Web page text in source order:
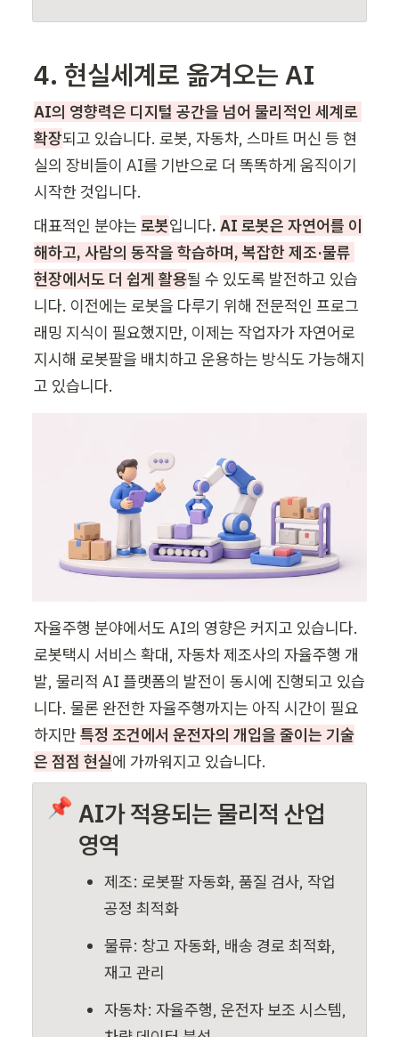
4. 현실세계로 옮겨오는 AI
AI의 영향력은 디지털 공간을 넘어 물리적인 세계로
확장되고 있습니다. 로봇, 자동차, 스마트 머신 등 현
실의 장비들이 AI를 기반으로 더 똑똑하게 움직이기
시작한 것입니다.
대표적인 분야는 로봇입니다. AI 로봇은 자연어를 이
해하고, 사람의 동작을 학습하며, 복잡한 제조·물류
현장에서도 더 쉽게 활용될 수 있도록 발전하고 있습
니다. 이전에는 로봇을 다루기 위해 전문적인 프로그
래밍 지식이 필요했지만, 이제는 작업자가 자연어로
지시해 로봇팔을 배치하고 운용하는 방식도 가능해지
고 있습니다.
자율주행 분야에서도 AI의 영향은 커지고 있습니다.
로봇택시 서비스 확대, 자동차 제조사의 자율주행 개
발, 물리적 AI 플랫폼의 발전이 동시에 진행되고 있습
니다. 물론 완전한 자율주행까지는 아직 시간이 필요
하지만 특정 조건에서 운전자의 개입을 줄이는 기술
은 점점 현실에 가까워지고 있습니다.
📌 AI가 적용되는 물리적 산업
영역
제조: 로봇팔 자동화, 품질 검사, 작업
공정 최적화
물류: 창고 자동화, 배송 경로 최적화,
재고 관리
자동차: 자율주행, 운전자 보조 시스템,